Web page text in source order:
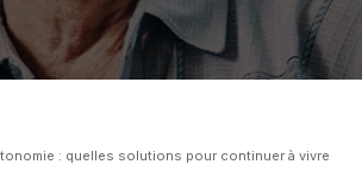
: quelles solutions pour continuer à vivre